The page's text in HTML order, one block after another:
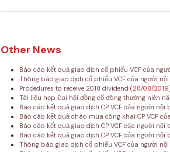
Other News
Báo cáo kết quả giao dịch cổ phiếu VCF của
Thông báo giao dịch cổ phiếu VCF của người
Procedures to receive 2018 dividend (28/08/
Tài liệu họp Đại hội đồng cổ đông thường niên
Báo cáo kết quả giao dịch CP VCF của người nội
Báo cáo kết quả chào mua công khai CP VCF
Báo cáo kết quả giao dịch CP VCF của người nội
Báo cáo kết quả giao dịch CP VCF của người nội
Thông báo giao dịch cổ phiếu VCF của người